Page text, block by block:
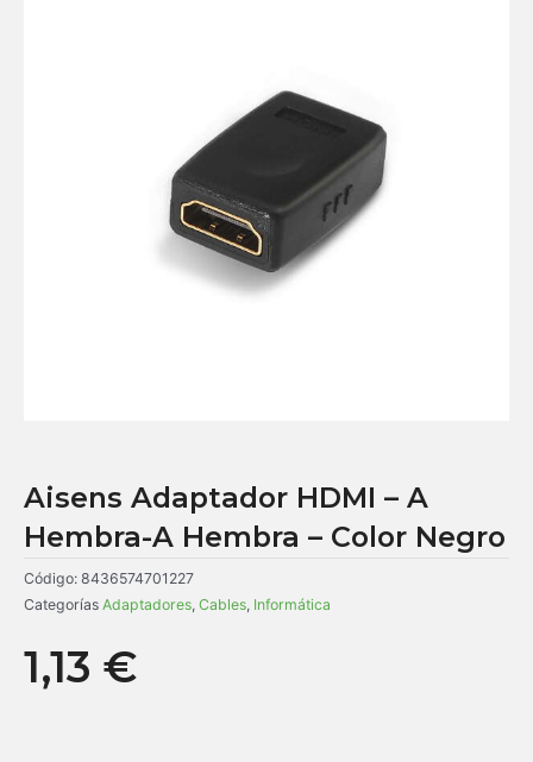
Aisens Adaptador HDMI – A
Hembra-A Hembra – Color Negro
Código: 8436574701227
Categorías Adaptadores, Cables, Informática
1,13 €